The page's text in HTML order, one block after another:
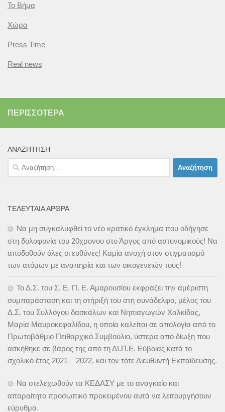
Το Βήμα
Χώρα
Press Time
Real news
ΠΕΡΙΣΣΌΤΕΡΑ
ΑΝΑΖΉΤΗΣΗ
Αναζήτηση
για:
ΤΕΛΕΥΤΑΊΑ ΆΡΘΡΑ
Να μη συγκαλυφθεί το νέο κρατικό έγκλημα που οδήγησε
στη δολοφονία του 20χρονου στο Άργος από αστυνομικούς! Να
αποδοθούν όλες οι ευθύνες! Καμία ανοχή στον στιγματισμό
των ατόμων με αναπηρία και των οικογενειών τους!
Το Δ.Σ. του Σ. Ε. Π. Ε. Αμαρουσίου εκφράζει την αμέριστη
συμπαράσταση και τη στήριξή του στη συνάδελφο, μέλος του
Δ.Σ. του Συλλόγου δασκάλων και Νηπιαγωγών Χαλκίδας,
Μαρία Μαυροκεφαλίδου, η οποία καλείται σε απολογία από το
Πρωτοβάθμιο Πειθαρχικό Συμβούλιο, ύστερα από δίωξη που
ασκήθηκε σε βάρος της από τη ΔΙ.Π.Ε. Εύβοιας κατά το
σχολικό έτος 2021 – 2022, και τον τότε Διευθυντή Εκπαίδευσης.
Να στελεχωθούν τα ΚΕΔΑΣΥ με το αναγκαίο και
απαραίτητο προσωπικό προκειμένου αυτά να λειτουργήσουν
εύρυθμα.